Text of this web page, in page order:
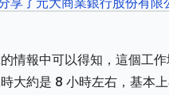
情報中可以得知，這個工作
大約是 8 小時左右，基本